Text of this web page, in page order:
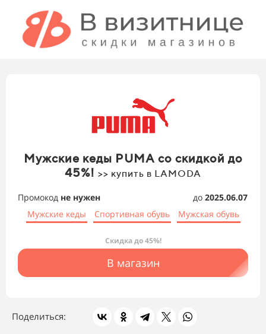
Мужские кеды PUMA со скидкой до
45%! >> купить в LAMODA
Промокод не нужен до 2025.06.07
Мужские кеды
Спортивная обувь Мужская обувь
Скидка до 45%!
В магазин
Поделиться: